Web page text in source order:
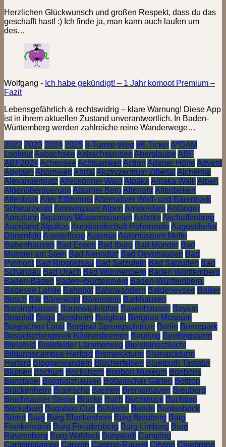
Herzlichen Glückwunsch und großen Respekt, dass du das
geschafft hast! :) Ich finde ja, man kann auch laufen um
des…
Wolfgang - Ich habe gekündigt! – 1 Jahr komoot Premium –
Fazit
Lebensgefährlich & rechtswidrig – klare Warnung! Diese App
ist in ihrem aktuellen Zustand unverantwortlich. In Baden-
Württemberg werden zahlreiche reine Wanderwege…
2022 2023 2024 2025 3-Türme-Weg 9€-TicketA*DAM
LookoutAabachseeAabachstauseeAberglaubeABF
ABF2024AchenseeAchtsamkeitAction Adener HöheAdvent
Ägypten Ahornweg Ahrtal Akztivzentrum Zillertal Alchemie
Alexanderplatz Alleskönner Wald Alpaka Alpaka WalkAlpen
Alpenüberquerung Alsumer Berg AltenahrAltenbeken
AltenbrakAlter Elbtunnel Alternativer Wolf- und Bärenpark
Schwarzwald Ammergauer Alpen AmsterdamAnfänger
AnnaturmAquarius WassermuseumAsbekeAschaffenburg
Auenland AlpakasAuenlandschaft HohenrodeAugustdorfer
Dünenfeld Ausstellung AutomatAutomuseum Melle
Babenhausen Bad Essen Bad Iburg Bad Münder Bad
Münster am Stein Bad Nenndorf Bad Oeynhausen Bad
Pyrmont Bad Rippoldsau Bad Salzufeln Bad Salzuflen Bad
Schandau Bad Urach Bad Wünnenberg Baden Württemberg
Baden-Baden Baden-Württemberg Baden-Württemberg.
Badesee Lahde Bahnhof Bahnwandern Baldeneysee Balker
Busch Bär Bärenkopf Bärenstein Barkhausen
Barsinghausen Baumwipfelpfad Bavenhausen Bayern
Beautail
Bega Bensheim Bergbau Bergbau Museum
Bergisches Land Bergisel Sprungschanze Berlin Bernepark
Besucherbergwerk Kleinenbremen Beutling Beutlingsturm
Bielefeld Bielefelder Lämmerweg Bielsteinschlucht
Bildungscampus Herford Bismarckturm Bismarckturm
Herford Bloggerwandern Blücherfelsen Bluetooth Tastatur
Blumen Bochum Bockshorn Bonbon Museum Bonbons
Bonstapel Borgholzhausen Botanischer Garten Bottrop
Brackenheim Bramsche Bremen Bremerhaven Breuberg
Bruchhauser Steine Brücke Buch Buchdruck Buchtipp
Bückeburg Bugaboo Cup Bühlertal Bünde Buntenbock
Büren Burg Burg Blankenhorn Burg Breuberg Burg
Frankenstein Burg Freudenberg Burg Limberg Burg
Ravensberg Burg Waldeck Bürgstadt Camping
Campinglampe Canyon Castrop-Rauxel Citytrip Cleebronn